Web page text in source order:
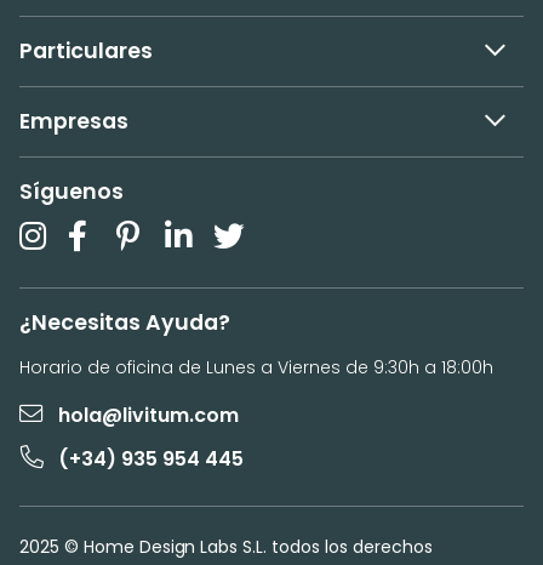
Particulares
Empresas
Síguenos
¿Necesitas Ayuda?
Horario de oficina de Lunes a Viernes de 9:30h a 18:00h
hola@livitum.com
(+34) 935 954 445
2025 © Home Design Labs S.L. todos los derechos